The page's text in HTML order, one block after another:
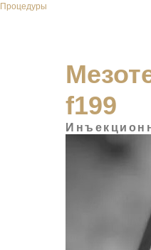
Процедуры
f199